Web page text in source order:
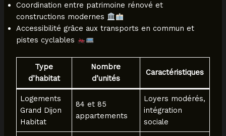
Coordination entre patrimoine rénové et
constructions modernes
Accessibilité grâce aux transports en commun et
pistes cyclables
Type
d’habitat
Nombre
d’unités
Caractéristiques
Logements
Grand Dijon
Habitat
84 et 85
appartements
Loyers modérés,
intégration
sociale